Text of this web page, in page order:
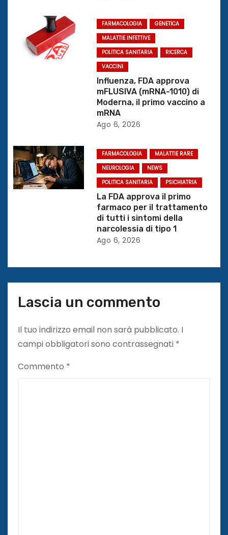
o
l
i
FARMACOLOGIA
GENETICA
MALATTIE INFETTIVE
POLITICA SANITARIA
RICERCA
VACCINI
Influenza, FDA approva
mFLUSIVA (mRNA-1010) di
Moderna, il primo vaccino a
mRNA
Ago 6, 2026
FARMACOLOGIA
MALATTIE RARE
NEUROLOGIA
NEWS
POLITICA SANITARIA
PSICHIATRIA
La FDA approva il primo
farmaco per il trattamento
di tutti i sintomi della
narcolessia di tipo 1
Ago 6, 2026
Lascia un commento
Il tuo indirizzo email non sarà pubblicato. I
campi obbligatori sono contrassegnati *
Commento *